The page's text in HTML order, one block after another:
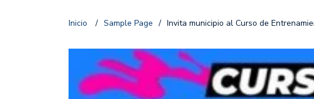
Inicio / Sample Page / Invita municipio al Curso de